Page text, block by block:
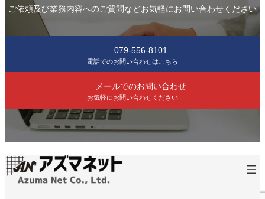
ご依頼及び業務内容へのご質問などお気軽にお問い合わせください
079-556-8101
電話でのお問い合わせはこちら
メールでのお問い合わせ
お気軽にお問い合わせください